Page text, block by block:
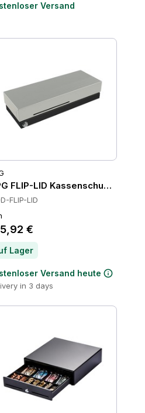
Versand
FLIP-LID Kassenschubladen
FLIP-LID
€
Lager
Versand heute
in 3 days